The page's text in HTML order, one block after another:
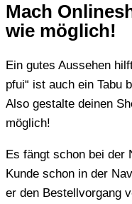
Mach
wie möglich!
Ein gutes Aussehen
pfui“ ist auch ein Tabu
Also gestalte deinen
möglich!
Es fängt schon bei der
Kunde schon in der
er den Bestellvorgang